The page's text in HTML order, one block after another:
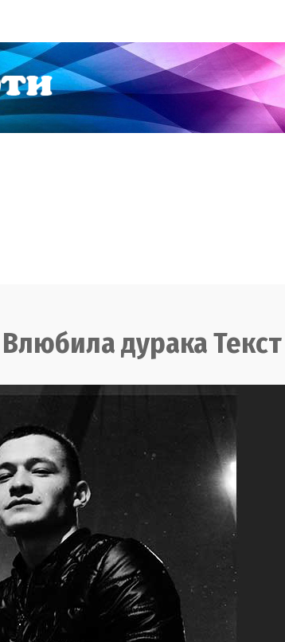
дурака